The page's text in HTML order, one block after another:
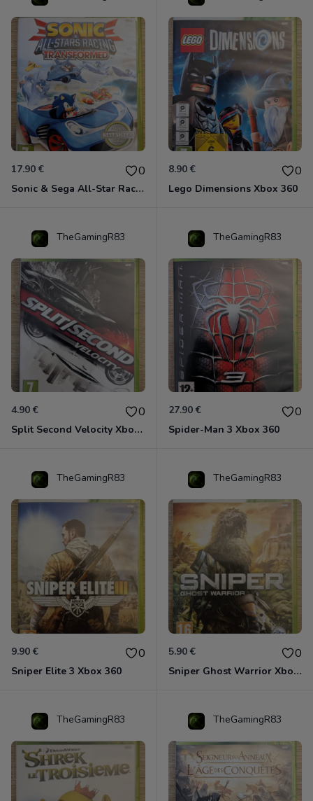
17.90 € 0
Sonic & Sega All-Star Racing - Transformed Xbox 360
8.90 € 0
Lego Dimensions Xbox 360
TheGamingR83
4.90 € 0
Split Second Velocity Xbox 360
TheGamingR83
27.90 € 0
Spider-Man 3 Xbox 360
TheGamingR83
9.90 € 0
Sniper Elite 3 Xbox 360
TheGamingR83
5.90 € 0
Sniper Ghost Warrior Xbox 360
TheGamingR83 TheGamingR83